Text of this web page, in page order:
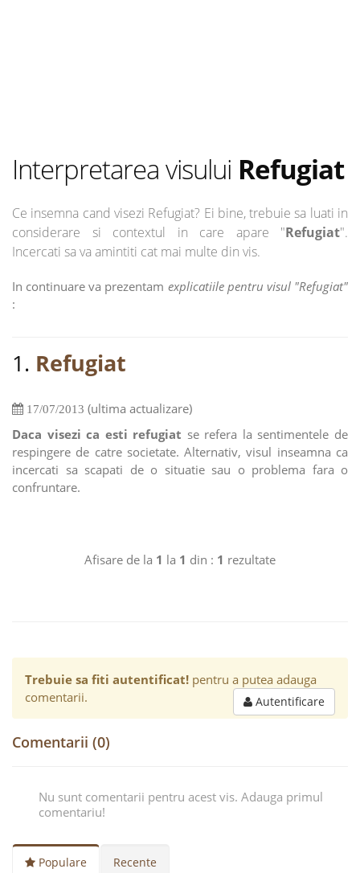
Interpretarea visului Refugiat
Ce insemna cand visezi Refugiat? Ei bine, trebuie sa luati in
considerare si contextul in care apare "Refugiat".
Incercati sa va amintiti cat mai multe din vis.
In continuare va prezentam explicatiile pentru visul "Refugiat"
:
1. Refugiat
17/07/2013 (ultima actualizare)
Daca visezi ca esti refugiat se refera la sentimentele de
respingere de catre societate. Alternativ, visul inseamna ca
incercati sa scapati de o situatie sau o problema fara o
confruntare.
Afisare de la 1 la 1 din : 1 rezultate
Trebuie sa fiti autentificat! pentru a putea adauga
comentarii.
Autentificare
Comentarii (0)
Nu sunt comentarii pentru acest vis. Adauga primul
comentariu!
Populare Recente